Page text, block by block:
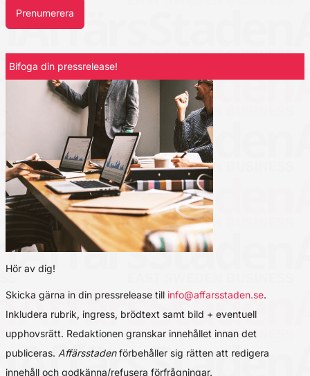
Prenumerera
Bifoga din pressrelease!
Hör av dig!
Skicka gärna in din pressrelease till info@affarsstaden.se.
Inkludera rubrik, ingress, brödtext samt bild + eventuell
upphovsrätt. Redaktionen granskar innehållet innan det
publiceras. Affärsstadenförbehåller sig rätten att redigera
innehåll och godkänna/refusera förfrågningar.